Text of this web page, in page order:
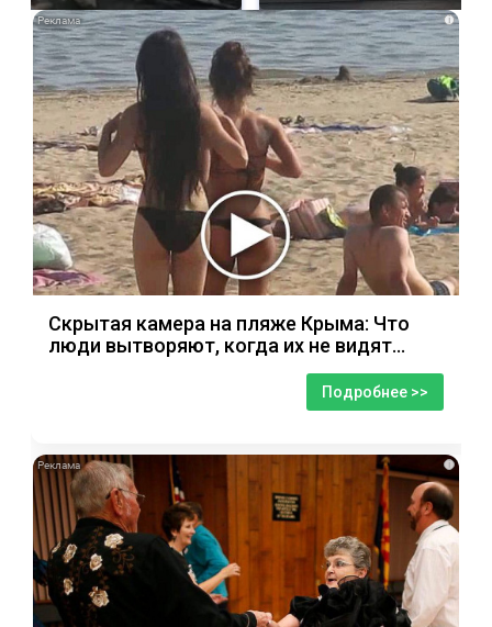
i
Скрытая камера на пляже Крыма: Что
люди вытворяют, когда их не видят...
Подробнее >>
i